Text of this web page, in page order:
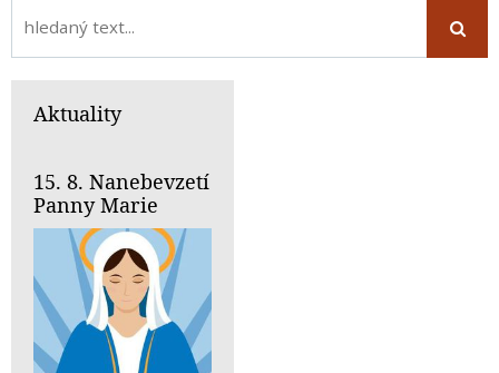
Aktuality
15. 8. Nanebevzetí
Panny Marie